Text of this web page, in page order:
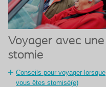
Voyager avec une
stomie
Conseils pour voyager lorsque
vous êtes stomisé(e)